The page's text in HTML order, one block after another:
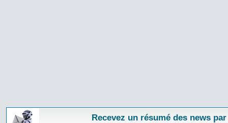
Recevez un résumé des news